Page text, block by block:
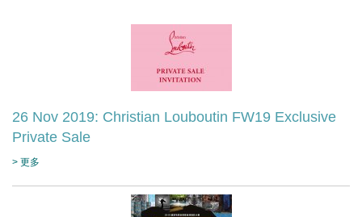
26 Nov 2019: Christian Louboutin FW19 Exclusive
Private Sale
> 更多